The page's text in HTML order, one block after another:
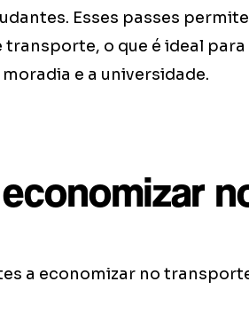
Esses passes
o que é ideal
e a universidade.
a economizar no